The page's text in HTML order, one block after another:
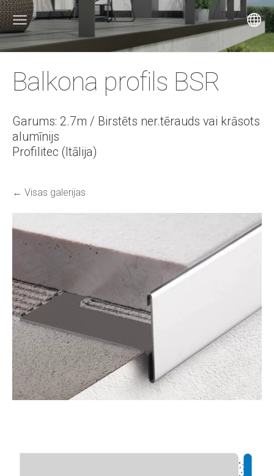
Balkona profils BSR
Garums: 2.7m / Birstēts ner.tērauds vai krāsots
alumīnijs
Profilitec (Itālija)
Visas galerijas